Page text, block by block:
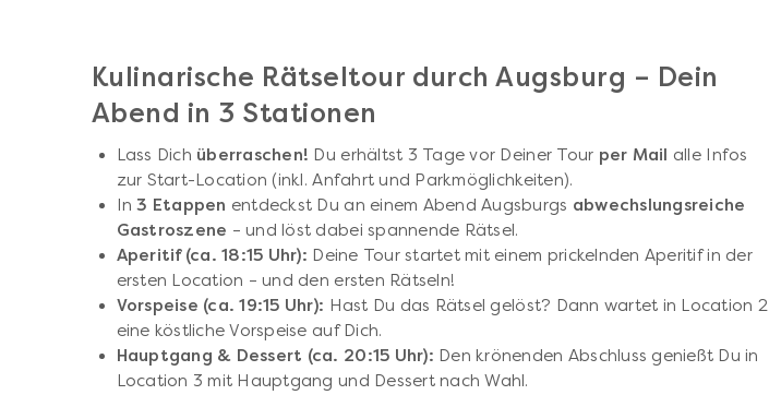
Kulinarische Rätseltour durch Augsburg – Dein
Abend in 3 Stationen
Lass Dich überraschen! Du erhältst 3 Tage vor Deiner Tour per Mail alle Infos
zur Start-Location (inkl. Anfahrt und Parkmöglichkeiten).
In3 Etappen entdeckst Du an einem Abend Augsburgs abwechslungsreiche
Gastroszene – und löst dabei spannende Rätsel.
Aperitif (ca. 18:15 Uhr): Deine Tour startet mit einem prickelnden Aperitif in der
ersten Location – und den ersten Rätseln!
Vorspeise (ca. 19:15 Uhr): Hast Du das Rätsel gelöst? Dann wartet in Location 2
eine köstliche Vorspeise auf Dich.
Hauptgang & Dessert (ca. 20:15 Uhr): Den krönenden Abschluss genießt Du in
Location 3 mit Hauptgang und Dessert nach Wahl.